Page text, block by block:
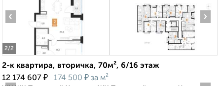
2/2
‹ ›
2-к квартира, вторичка, 70м², 6/16 этаж
12 174 607 ₽ 174 500 ₽ за м²